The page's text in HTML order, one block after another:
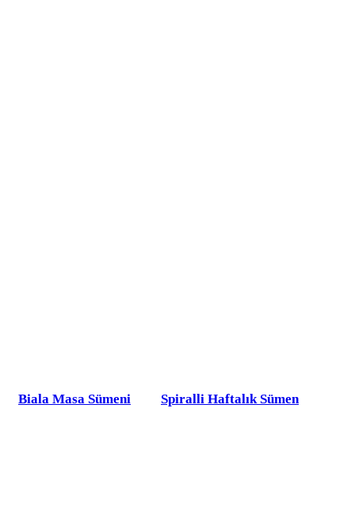
Biala Masa Sümeni Spiralli Haftalık Sümen